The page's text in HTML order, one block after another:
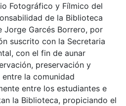
Fotográfico y Fílmico del
de la Biblioteca
Jorge Garcés Borrero, por
suscrito con la Secretaria
con el fin de aunar
preservación y
la comunidad
entre los estudiantes e
la Biblioteca, propiciando el